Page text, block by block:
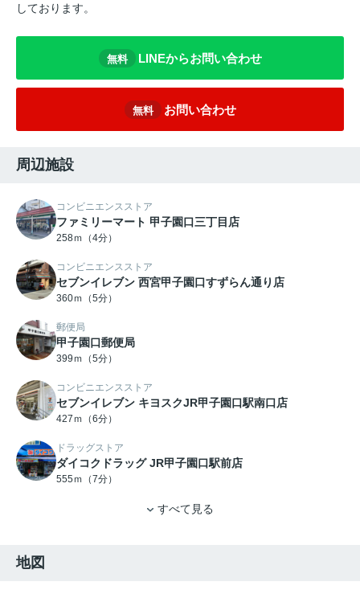
しております。
無料 LINEからお問い合わせ
無料 お問い合わせ
周辺施設
コンビニエンスストア
ファミリーマート 甲子園口三丁目店
258ｍ（4分）
コンビニエンスストア
セブンイレブン 西宮甲子園口すずらん通り店
360ｍ（5分）
郵便局
甲子園口郵便局
399ｍ（5分）
コンビニエンスストア
セブンイレブン キヨスクJR甲子園口駅南口店
427ｍ（6分）
ドラッグストア
ダイコクドラッグ JR甲子園口駅前店
555ｍ（7分）
すべて見る
地図